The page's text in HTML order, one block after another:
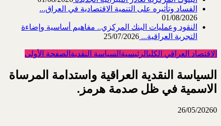
الفساد وتأثيره على التنمية الاقتصادية في العراق...
01/08/2026
النقود وعمليات البنك المركزي.. مفاهيم أساسية وإضاءة
التجربة العراقية... 25/07/2026
الاقتصاد العراقي الكليالرئيسية السياسة النقدية الصفحة الأولى
السياسة النقدية العراقية واستدامة المرساة
الاسمية في ظل صدمة هرمز.‏
26/05/20260